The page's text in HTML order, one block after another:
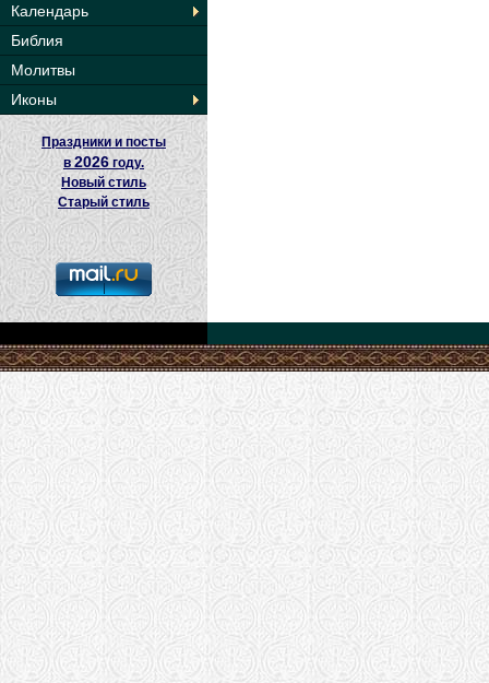
Календарь
Библия
Молитвы
Иконы
Праздники и посты
в2026 году.
Новый стиль
Старый стиль